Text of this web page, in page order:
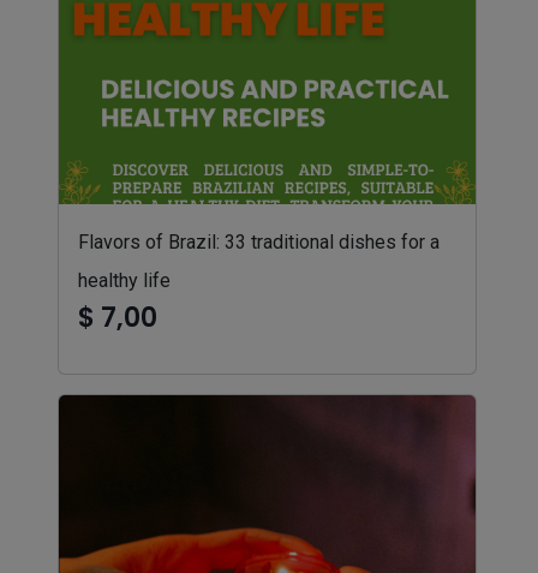
Flavors of Brazil: 33 traditional dishes for a
healthy life
$ 7,00